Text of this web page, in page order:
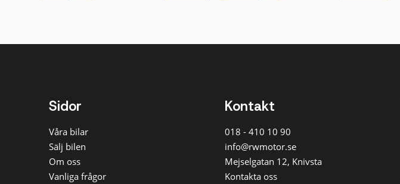
Sidor
Våra bilar
Sälj bilen
Om oss
Vanliga frågor
Kontakt
018 - 410 10 90
info@rwmotor.se
Mejselgatan 12, Knivsta
Kontakta oss